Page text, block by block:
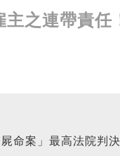
主之連帶責任
案」最高法院判決